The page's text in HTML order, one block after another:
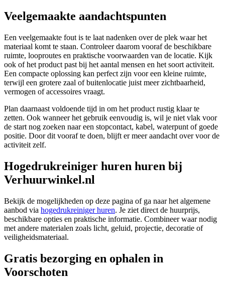
Veelgemaakte aandachtspunten
Een veelgemaakte fout is te laat nadenken over de plek waar het
materiaal komt te staan. Controleer daarom vooraf de beschikbare
ruimte, looproutes en praktische voorwaarden van de locatie. Kijk
ook of het product past bij het aantal mensen en het soort activiteit.
Een compacte oplossing kan perfect zijn voor een kleine ruimte,
terwijl een grotere zaal of buitenlocatie juist meer zichtbaarheid,
vermogen of accessoires vraagt.
Plan daarnaast voldoende tijd in om het product rustig klaar te
zetten. Ook wanneer het gebruik eenvoudig is, wil je niet vlak voor
de start nog zoeken naar een stopcontact, kabel, waterpunt of goede
positie. Door dit vooraf te doen, blijft er meer aandacht over voor de
activiteit zelf.
Hogedrukreiniger huren huren bij
Verhuurwinkel.nl
Bekijk de mogelijkheden op deze pagina of ga naar het algemene
aanbod via hogedrukreiniger huren. Je ziet direct de huurprijs,
beschikbare opties en praktische informatie. Combineer waar nodig
met andere materialen zoals licht, geluid, projectie, decoratie of
veiligheidsmateriaal.
Gratis bezorging en ophalen in
Voorschoten